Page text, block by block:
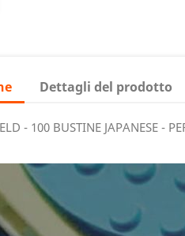
Dettagli del prodotto
- 100 BUSTINE JAPANESE -